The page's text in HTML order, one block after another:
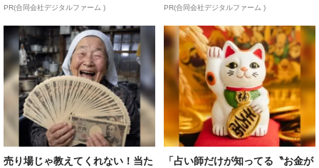
PR(合同会社デジタルファーム ) PR(合同会社デジタルファーム )
売り場じゃ教えてくれない！当た
「占い師だけが知ってる〝お金が